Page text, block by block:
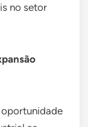
no setor